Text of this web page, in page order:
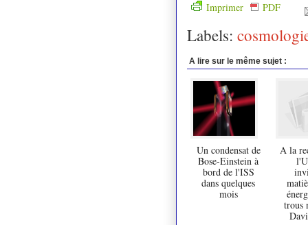
Imprimer PDF
Labels:
A lire sur le même sujet :
Un condensat de
Bose-Einstein à
bord de l'ISS
dans quelques
mois
A la
trous